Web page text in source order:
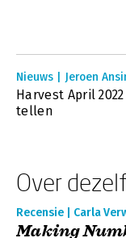
Nieuws | Jeroen
Harvest April
tellen
Over
Recensie | Carla
Making